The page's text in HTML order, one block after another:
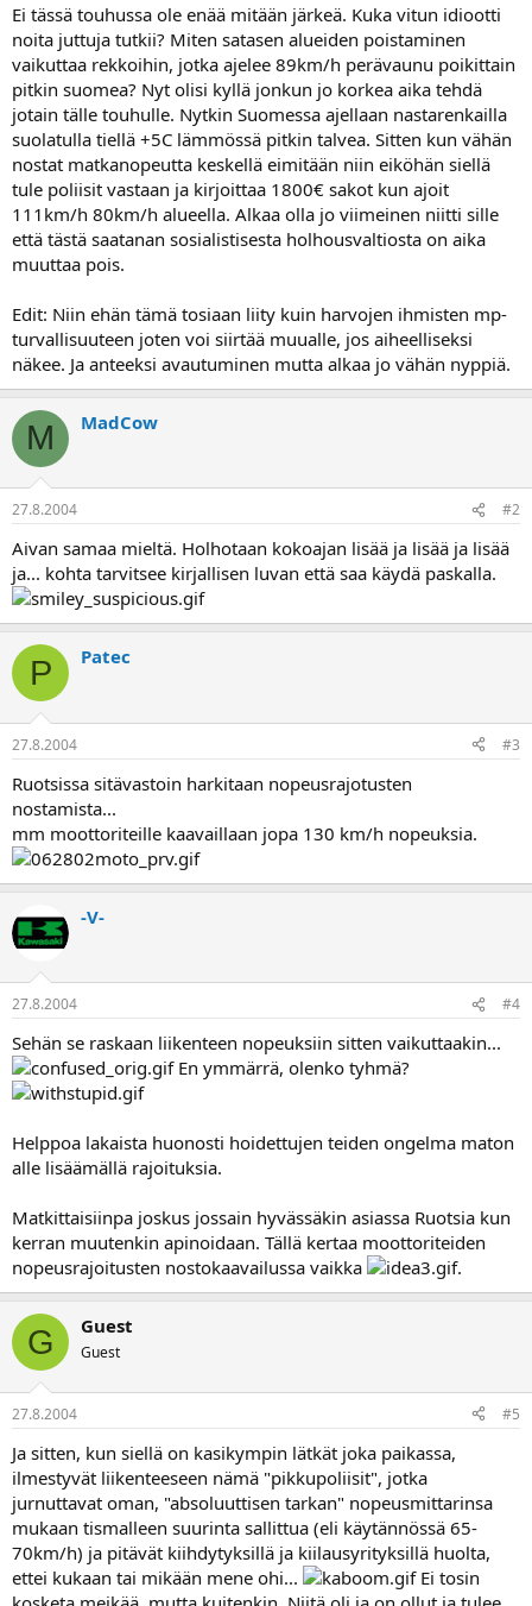
Ei tässä touhussa ole enää mitään järkeä. Kuka vitun idiootti
noita juttuja tutkii? Miten satasen alueiden poistaminen
vaikuttaa rekkoihin, jotka ajelee 89km/h perävaunu poikittain
pitkin suomea? Nyt olisi kyllä jonkun jo korkea aika tehdä
jotain tälle touhulle. Nytkin Suomessa ajellaan nastarenkailla
suolatulla tiellä +5C lämmössä pitkin talvea. Sitten kun vähän
nostat matkanopeutta keskellä eimitään niin eiköhän siellä
tule poliisit vastaan ja kirjoittaa 1800€ sakot kun ajoit
111km/h 80km/h alueella. Alkaa olla jo viimeinen niitti sille
että tästä saatanan sosialistisesta holhousvaltiosta on aika
muuttaa pois.
Edit: Niin ehän tämä tosiaan liity kuin harvojen ihmisten mp-
turvallisuuteen joten voi siirtää muualle, jos aiheelliseksi
näkee. Ja anteeksi avautuminen mutta alkaa jo vähän nyppiä.
M MadCow
27.8.2004 #2
Aivan samaa mieltä. Holhotaan kokoajan lisää ja lisää ja lisää
ja... kohta tarvitsee kirjallisen luvan että saa käydä paskalla.
P Patec
27.8.2004 #3
Ruotsissa sitävastoin harkitaan nopeusrajotusten
nostamista...
mm moottoriteille kaavaillaan jopa 130 km/h nopeuksia.
-V-
27.8.2004 #4
Sehän se raskaan liikenteen nopeuksiin sitten vaikuttaakin...
En ymmärrä, olenko tyhmä?
Helppoa lakaista huonosti hoidettujen teiden ongelma maton
alle lisäämällä rajoituksia.
Matkittaisiinpa joskus jossain hyvässäkin asiassa Ruotsia kun
kerran muutenkin apinoidaan. Tällä kertaa moottoriteiden
nopeusrajoitusten nostokaavailussa vaikka
.
G Guest
Guest
27.8.2004 #5
Ja sitten, kun siellä on kasikympin lätkät joka paikassa,
ilmestyvät liikenteeseen nämä "pikkupoliisit", jotka
jurnuttavat oman, "absoluuttisen tarkan" nopeusmittarinsa
mukaan tismalleen suurinta sallittua (eli käytännössä 65-
70km/h) ja pitävät kiihdytyksillä ja kiilausyrityksillä huolta,
ettei kukaan tai mikään mene ohi...
Ei tosin